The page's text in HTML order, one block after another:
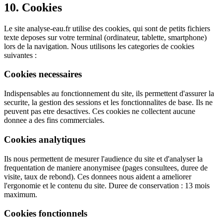
10. Cookies
Le site analyse-eau.fr utilise des cookies, qui sont de petits fichiers
texte deposes sur votre terminal (ordinateur, tablette, smartphone)
lors de la navigation. Nous utilisons les categories de cookies
suivantes :
Cookies necessaires
Indispensables au fonctionnement du site, ils permettent d'assurer la
securite, la gestion des sessions et les fonctionnalites de base. Ils ne
peuvent pas etre desactives. Ces cookies ne collectent aucune
donnee a des fins commerciales.
Cookies analytiques
Ils nous permettent de mesurer l'audience du site et d'analyser la
frequentation de maniere anonymisee (pages consultees, duree de
visite, taux de rebond). Ces donnees nous aident a ameliorer
l'ergonomie et le contenu du site. Duree de conservation : 13 mois
maximum.
Cookies fonctionnels